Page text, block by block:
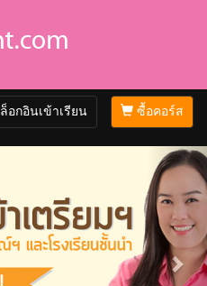
ซื้อคอร์ส
ล็อกอินเข้าเรียน